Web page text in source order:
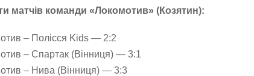
матчів команди «Локомотив» (Козятин):
– Полісся Kids — 2:2
– Спартак (Вінниця) — 3:1
– Нива (Вінниця) — 3:3